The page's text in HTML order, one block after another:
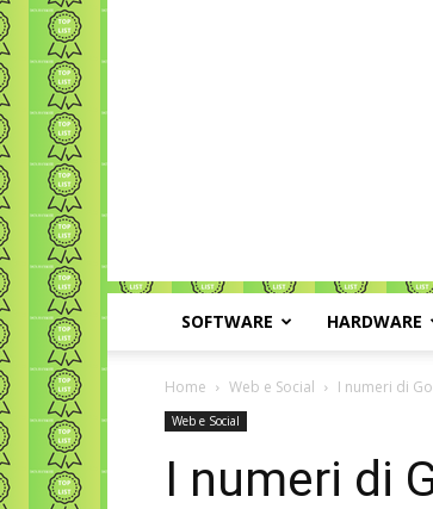
SOFTWARE HARDWARE
Home Web e Social I numeri di
Web e Social
I numeri di